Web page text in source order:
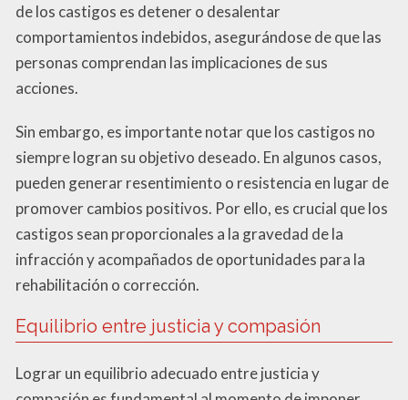
de los castigos es detener o desalentar
comportamientos indebidos, asegurándose de que las
personas comprendan las implicaciones de sus
acciones.
Sin embargo, es importante notar que los castigos no
siempre logran su objetivo deseado. En algunos casos,
pueden generar resentimiento o resistencia en lugar de
promover cambios positivos. Por ello, es crucial que los
castigos sean proporcionales a la gravedad de la
infracción y acompañados de oportunidades para la
rehabilitación o corrección.
Equilibrio entre justicia y compasión
Lograr un equilibrio adecuado entre justicia y